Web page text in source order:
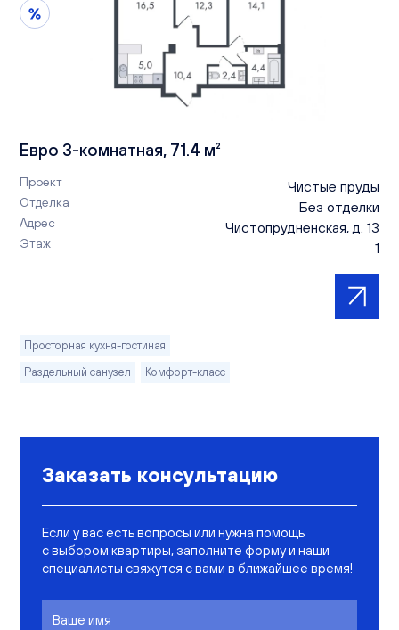
Евро 3-комнатная, 71.4 м²
Проект Чистые пруды
Отделка Без отделки
Адрес Чистопрудненская, д. 13
Этаж 1
Просторная кухня-гостиная
Раздельный санузел
Комфорт-класс
Заказать консультацию
Если у вас есть вопросы или нужна помощь
с выбором квартиры, заполните форму и наши
специалисты свяжутся с вами в ближайшее время!